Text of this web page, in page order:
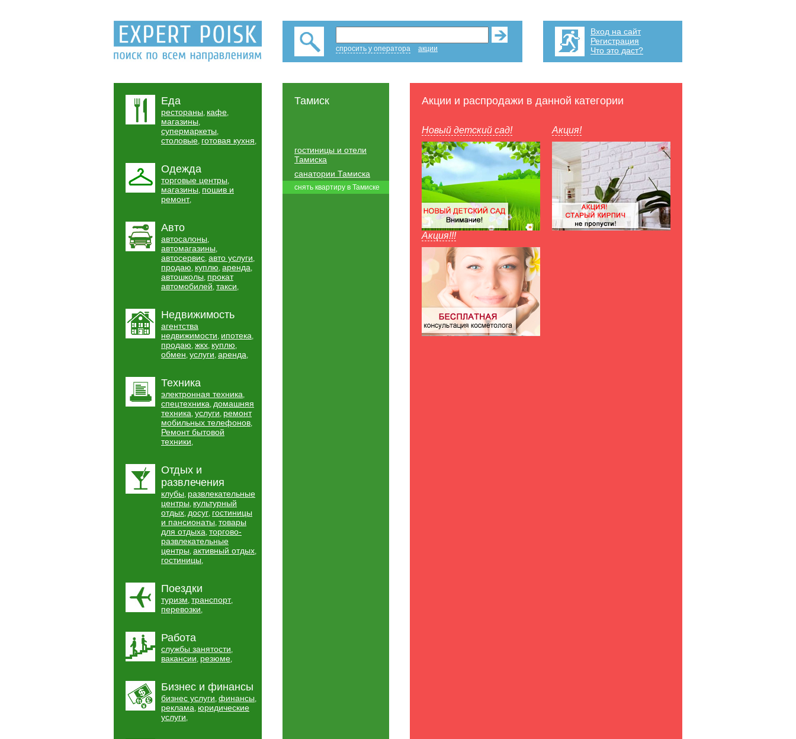
спросить у оператора акции
Вход на сайт
Регистрация
Что это даст?
Еда
рестораны, кафе,
магазины,
супермаркеты,
столовые, готовая кухня,
Одежда
торговые центры,
магазины, пошив и
ремонт,
Авто
автосалоны,
автомагазины,
автосервис, авто услуги,
продаю, куплю, аренда,
автошколы, прокат
автомобилей, такси,
Недвижимость
агентства
недвижимости, ипотека,
продаю, жкх, куплю,
обмен, услуги, аренда,
Техника
электронная техника,
спецтехника, домашняя
техника, услуги, ремонт
мобильных телефонов,
Ремонт бытовой
техники,
Отдых и
развлечения
клубы, развлекательные
центры, культурный
отдых, досуг, гостиницы
и пансионаты, товары
для отдыха, торгово-
развлекательные
центры, активный отдых,
гостиницы,
Поездки
туризм, транспорт,
перевозки,
Работа
службы занятости,
вакансии, резюме,
Бизнес и финансы
бизнес услуги, финансы,
реклама, юридические
услуги,
Тамиск
гостиницы и отели
Тамиска
санатории Тамиска
снять квартиру в Тамиске
Акции и распродажи в данной категории
Новый детский сад! Акция!
Акция!!!